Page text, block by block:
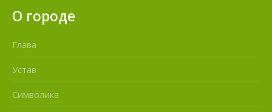
О городе
Глава
Устав
Символика